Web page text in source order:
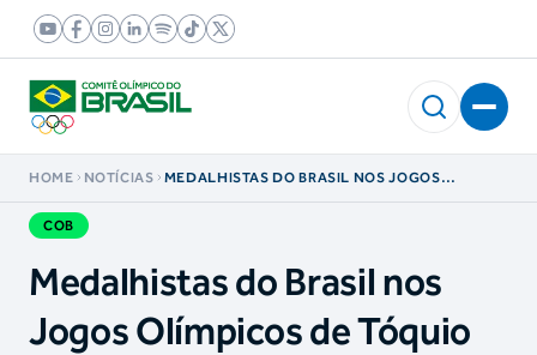
HOME NOTÍCIAS
MEDALHISTAS DO BRASIL NOS JOGOS
COB
Medalhistas do Brasil nos
Jogos Olímpicos de Tóquio